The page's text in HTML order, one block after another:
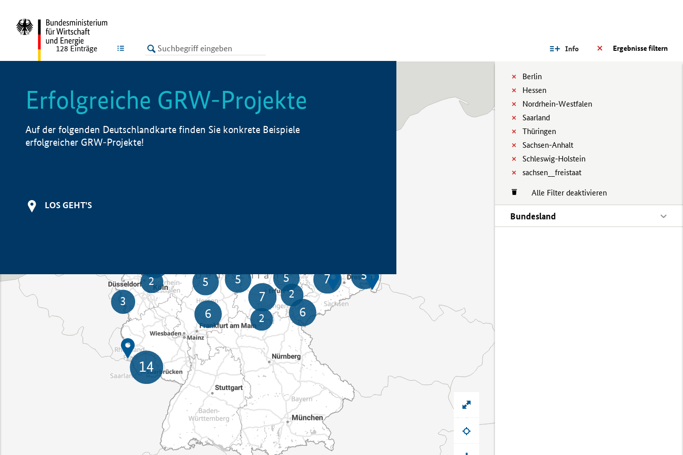
LISTE Ergebnisse filtern
Info
Berlin
Hessen
Nordrhein-Westfalen
Saarland
Thüringen
Sachsen-Anhalt
Schleswig-Holstein
sachsen__freistaat
Alle Filter deaktivieren
Bundesland
128 Einträge
Erfolgreiche GRW-Projekte
Auf der folgenden Deutschlandkarte finden Sie konkrete Beispiele
erfolgreicher GRW-Projekte!
LOS GEHT'S